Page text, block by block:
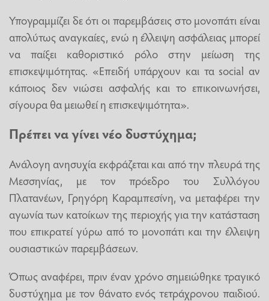
Υπογραμμίζει δε ότι οι παρεμβάσεις στο μονοπάτι είναι
απολύτως αναγκαίες, ενώ η έλλειψη ασφάλειας μπορεί
να παίξει καθοριστικό ρόλο στην μείωση της
επισκεψιμότητας. «Επειδή υπάρχουν και τα social αν
κάποιος δεν νιώσει ασφαλής και το επικοινωνήσει,
σίγουρα θα μειωθεί η επισκεψιμότητα».
Πρέπει να γίνει νέο δυστύχημα;
Ανάλογη ανησυχία εκφράζεται και από την πλευρά της
Μεσσηνίας, με τον πρόεδρο του Συλλόγου
Πλατανέων, Γρηγόρη Καραμπεσίνη, να μεταφέρει την
αγωνία των κατοίκων της περιοχής για την κατάσταση
που επικρατεί γύρω από το μονοπάτι και την έλλειψη
ουσιαστικών παρεμβάσεων.
Όπως αναφέρει, πριν έναν χρόνο σημειώθηκε τραγικό
δυστύχημα με τον θάνατο ενός τετράχρονου παιδιού.